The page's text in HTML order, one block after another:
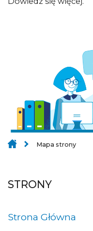
Mapa strony
STRONY
Strona Główna